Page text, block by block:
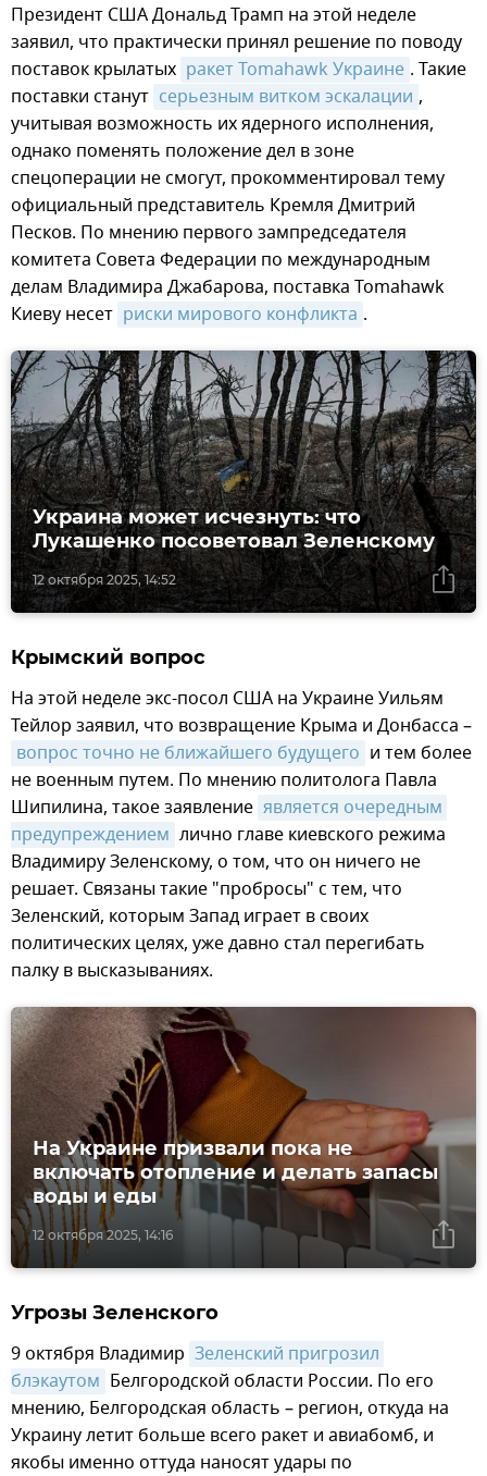
Президент США Дональд Трамп на этой неделе
заявил, что практически принял решение по поводу
поставок крылатых ракет Tomahawk Украине . Такие
поставки станут серьезным витком эскалации ,
учитывая возможность их ядерного исполнения,
однако поменять положение дел в зоне
спецоперации не смогут, прокомментировал тему
официальный представитель Кремля Дмитрий
Песков. По мнению первого зампредседателя
комитета Совета Федерации по международным
делам Владимира Джабарова, поставка Tomahawk
Киеву несет риски мирового конфликта .
12 октября 2025, 14:52
Украина может исчезнуть: что
Лукашенко посоветовал Зеленскому
Крымский вопрос
На этой неделе экс-посол США на Украине Уильям
Тейлор заявил, что возвращение Крыма и Донбасса –
вопрос точно не ближайшего будущего и тем более
не военным путем. По мнению политолога Павла
Шипилина, такое заявление является очередным
предупреждением лично главе киевского режима
Владимиру Зеленскому, о том, что он ничего не
решает. Связаны такие "пробросы" с тем, что
Зеленский, которым Запад играет в своих
политических целях, уже давно стал перегибать
палку в высказываниях.
12 октября 2025, 14:16
На Украине призвали пока не
включать отопление и делать запасы
воды и еды
Угрозы Зеленского
9 октября Владимир Зеленский пригрозил
блэкаутом Белгородской области России. По его
мнению, Белгородская область – регион, откуда на
Украину летит больше всего ракет и авиабомб, и
якобы именно оттуда наносят удары по